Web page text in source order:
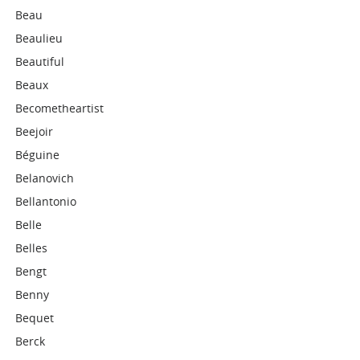
Beau
Beaulieu
Beautiful
Beaux
Becometheartist
Beejoir
Béguine
Belanovich
Bellantonio
Belle
Belles
Bengt
Benny
Bequet
Berck